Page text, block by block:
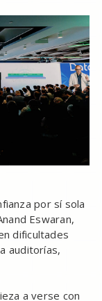
por sí sola
Eswaran,
dificultades
auditorías,
a verse con